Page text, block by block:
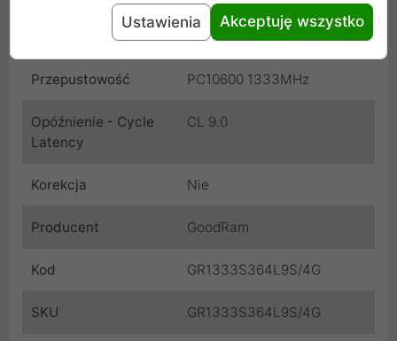
1333 MHz
Przepustowość PC10600 1333MHz
Opóźnienie - Cycle
Latency
CL 9.0
Korekcja Nie
Producent GoodRam
Kod GR1333S364L9S/4G
SKU GR1333S364L9S/4G
Ustawienia Akceptuję wszystko